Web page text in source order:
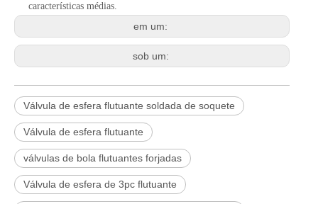
características médias.
em um:
sob um:
Válvula de esfera flutuante soldada de soquete
Válvula de esfera flutuante
válvulas de bola flutuantes forjadas
Válvula de esfera de 3pc flutuante